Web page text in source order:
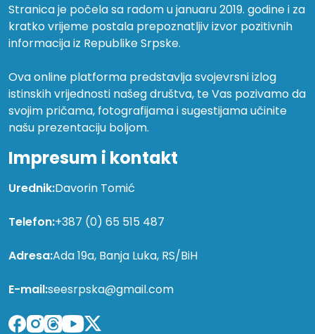
Stranica je počela sa radom u januaru 2019. godine i za
kratko vrijeme postala prepoznatljiv izvor pozitivnih
informacija iz Republike Srpske.
Ova online platforma predstavlja svojevrsni izlog
istinskih vrijednosti našeg društva, te Vas pozivamo da
svojim pričama, fotografijama i sugestijama učinite
našu prezentaciju boljom.
Impresum i kontakt
Urednik:Davorin Tomić
Telefon:+387 (0) 65 515 487
Adresa:Ada 19a, Banja Luka, RS/BiH
E-mail:seesrpska@gmail.com